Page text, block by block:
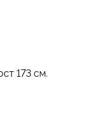
173 см.